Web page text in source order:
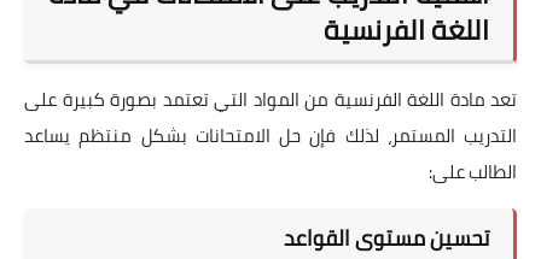
اللغة الفرنسية
تعد مادة اللغة الفرنسية من المواد التي تعتمد بصورة كبيرة على
التدريب المستمر، لذلك فإن حل الامتحانات بشكل منتظم يساعد
الطالب على:
تحسين مستوى القواعد